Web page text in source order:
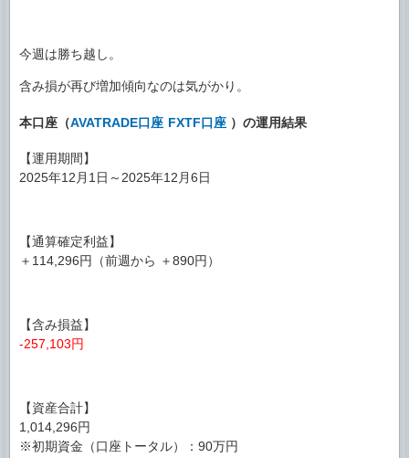
今週は勝ち越し。
含み損が再び増加傾向なのは気がかり。
本口座（AVATRADE口座 FXTF口座 ）の運用結果
【運用期間】
2025年12月1日～2025年12月6日
【通算確定利益】
＋114,296円（前週から ＋890円）
【含み損益】
-257,103円
【資産合計】
1,014,296円
※初期資金（口座トータル）：90万円